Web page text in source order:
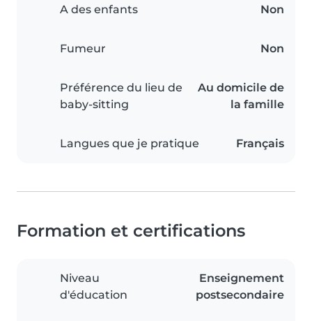
A des enfants Non
Fumeur Non
Préférence du lieu de
baby-sitting
Au domicile de
la famille
Langues que je pratique Français
Formation et certifications
Niveau
d'éducation
Enseignement
postsecondaire